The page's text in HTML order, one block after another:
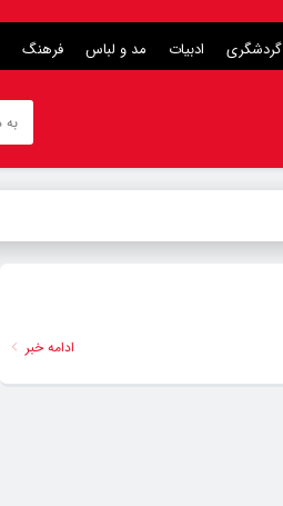
گردشگری ادبیات مد و لباس فرهنگ
ادامه خبر